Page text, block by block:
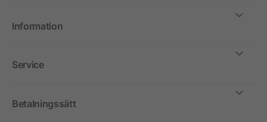
Information
Service
Betalningssätt